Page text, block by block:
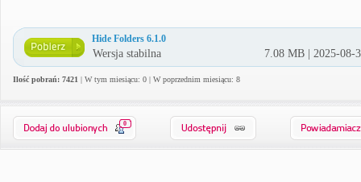
Hide Folders 6.1.0
Wersja stabilna 7.08 MB | 2025-08-
Ilość pobrań: 7421 | W tym miesiącu: 0 | W poprzednim miesiącu: 8
0